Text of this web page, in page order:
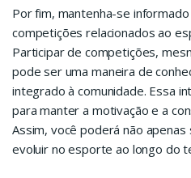
Por fim, mantenha-se
competições relacionados ao
Participar de competições,
pode ser uma maneira de
integrado à comunidade. Essa
para manter a motivação e a
Assim, você poderá não
evoluir no esporte ao longo do